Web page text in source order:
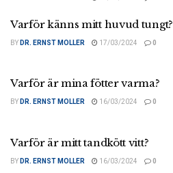
Varför känns mitt huvud tungt?
BY DR. ERNST MOLLER 17/03/2024 0
Varför är mina fötter varma?
BY DR. ERNST MOLLER 16/03/2024 0
Varför är mitt tandkött vitt?
BY DR. ERNST MOLLER 16/03/2024 0